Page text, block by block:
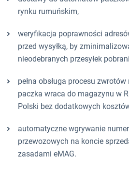
rynku rumuńskim,
weryfikacja poprawności
przed wysyłką, by
nieodebranych przesyłek
pełna obsługa procesu
paczka wraca do magazynu w
Polski bez dodatkowych
automatyczne wgrywanie
przewozowych na koncie
zasadami eMAG.